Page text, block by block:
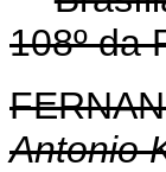
108º da
Antonio